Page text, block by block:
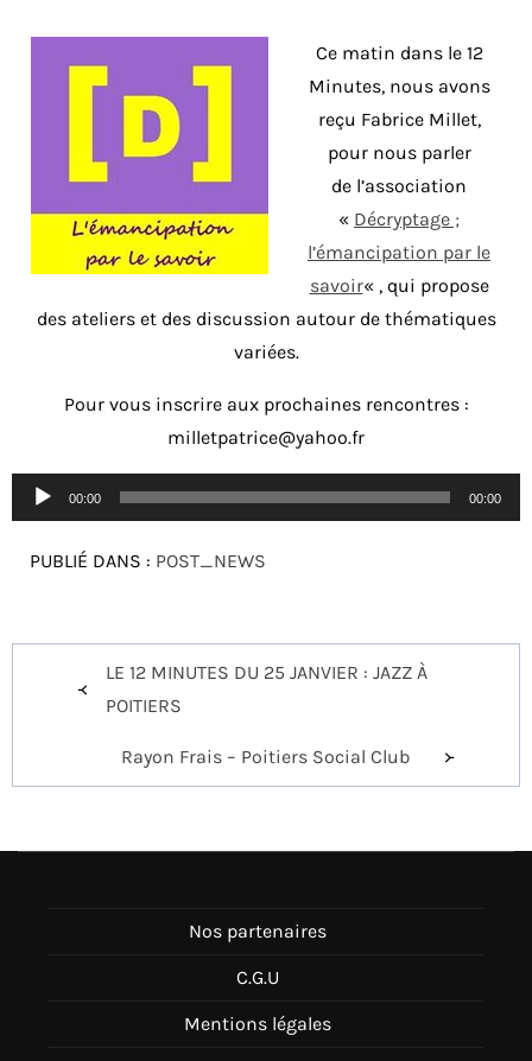
Ce matin dans le 12
Minutes, nous avons
reçu Fabrice Millet,
pour nous parler
de l’association
« Décryptage ;
l’émancipation par le
savoir« , qui propose
des ateliers et des discussion autour de thématiques
variées.
Pour vous inscrire aux prochaines rencontres :
milletpatrice@yahoo.fr
Lecteur
audio
00:00 00:00
PUBLIÉ DANS : POST_NEWS
Navigation
LE 12 MINUTES DU 25 JANVIER : JAZZ À
POITIERS
Rayon Frais – Poitiers Social Club
Nos partenaires
C.G.U
Mentions légales